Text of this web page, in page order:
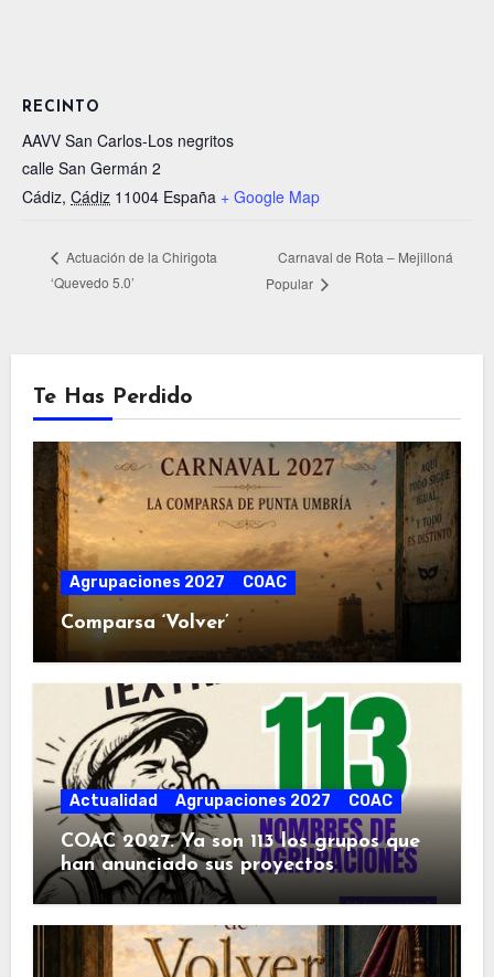
RECINTO
AAVV San Carlos-Los negritos
calle San Germán 2
Cádiz, Cádiz 11004 España + Google Map
Actuación de la Chirigota
‘Quevedo 5.0’
Carnaval de Rota – Mejilloná
Popular
Te Has Perdido
Agrupaciones 2027 COAC
Comparsa ‘Volver’
Actualidad Agrupaciones 2027 COAC
COAC 2027. Ya son 113 los grupos que
han anunciado sus proyectos